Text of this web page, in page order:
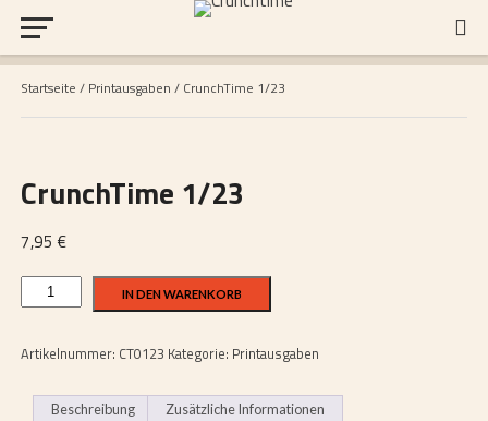
Startseite / Printausgaben / CrunchTime 1/23
CrunchTime 1/23
7,95 €
CrunchTime
1/23 IN DEN WARENKORB
Artikelnummer: CT0123 Kategorie: Printausgaben
Beschreibung
Zusätzliche Informationen